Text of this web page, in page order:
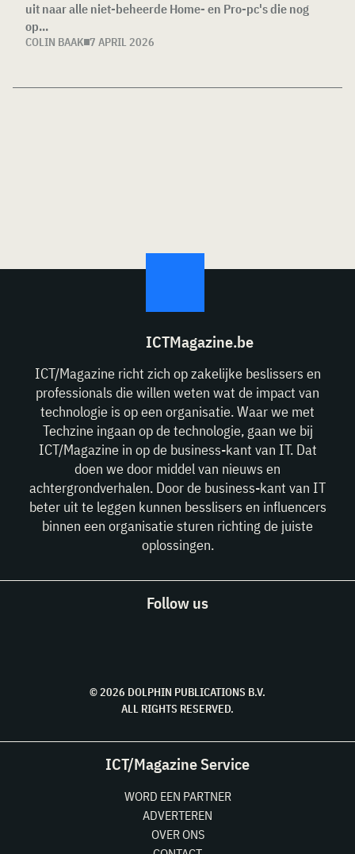
uit naar alle niet-beheerde Home- en Pro-pc's die nog
op...
COLIN BAAK 7 APRIL 2026
ICTMagazine.be
ICT/Magazine richt zich op zakelijke beslissers en
professionals die willen weten wat de impact van
technologie is op een organisatie. Waar we met
Techzine ingaan op de technologie, gaan we bij
ICT/Magazine in op de business-kant van IT. Dat
doen we door middel van nieuws en
achtergrondverhalen. Door de business-kant van IT
beter uit te leggen kunnen besslisers en influencers
binnen een organisatie sturen richting de juiste
oplossingen.
Follow us
© 2026 DOLPHIN PUBLICATIONS B.V.
ALL RIGHTS RESERVED.
ICT/Magazine Service
WORD EEN PARTNER
ADVERTEREN
OVER ONS